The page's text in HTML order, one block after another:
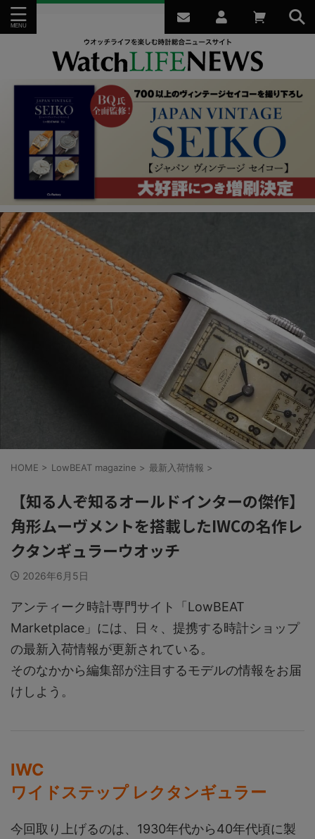
HOME > LowBEAT magazine > 最新入荷情報 >
【知る人ぞ知るオールドインターの傑作】
角形ムーヴメントを搭載したIWCの名作レ
クタンギュラーウオッチ
2026年6月5日
アンティーク時計専門サイト「LowBEAT
Marketplace」には、日々、提携する時計ショップ
の最新入荷情報が更新されている。
そのなかから編集部が注目するモデルの情報をお届
けしよう。
IWC
ワイドステップ レクタンギュラー
今回取り上げるのは、1930年代から40年代頃に製